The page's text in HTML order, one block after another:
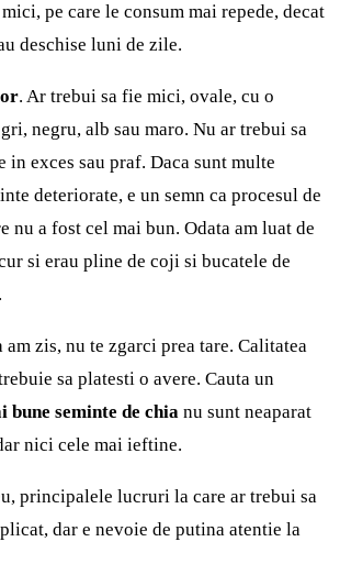
pe care le consum mai repede, decat
deschise luni de zile.
. Ar trebui sa fie mici, ovale, cu o
negru, alb sau maro. Nu ar trebui sa
in exces sau praf. Daca sunt multe
deteriorate, e un semn ca procesul de
nu a fost cel mai bun. Odata am luat de
si erau pline de coji si bucatele de
am zis, nu te zgarci prea tare. Calitatea
sa platesti o avere. Cauta un
bune seminte de chia nu sunt neaparat
nici cele mai ieftine.
principalele lucruri la care ar trebui sa
dar e nevoie de putina atentie la